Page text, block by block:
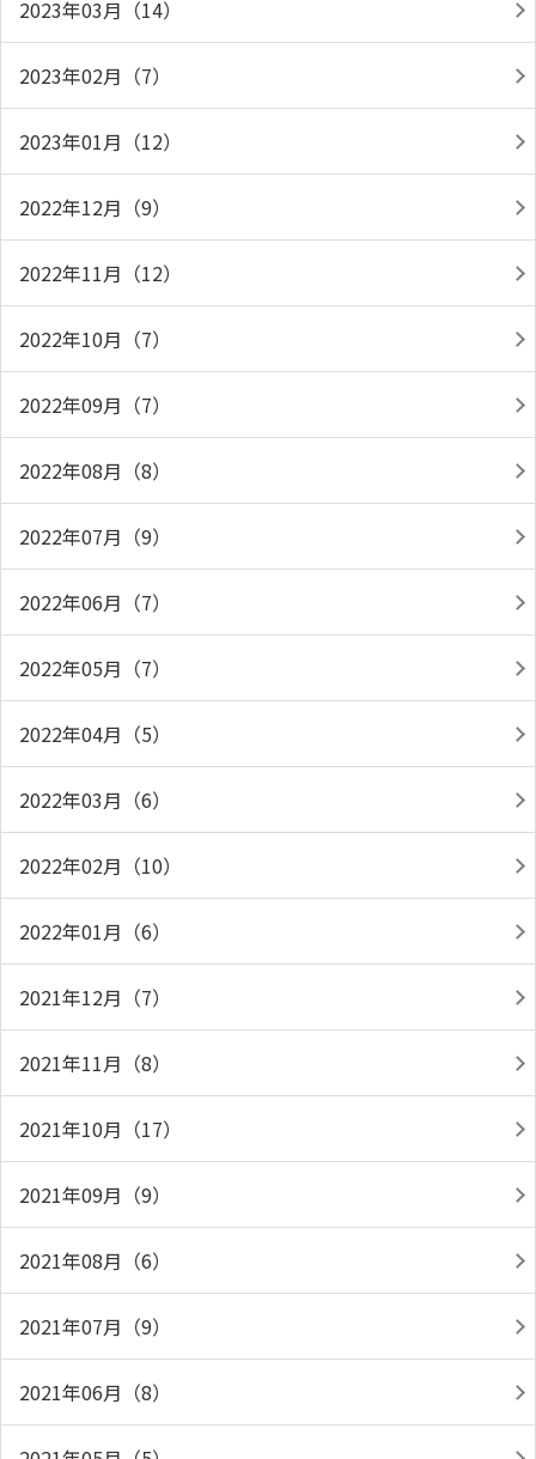
2023年03月（14）
2023年02月（7）
2023年01月（12）
2022年12月（9）
2022年11月（12）
2022年10月（7）
2022年09月（7）
2022年08月（8）
2022年07月（9）
2022年06月（7）
2022年05月（7）
2022年04月（5）
2022年03月（6）
2022年02月（10）
2022年01月（6）
2021年12月（7）
2021年11月（8）
2021年10月（17）
2021年09月（9）
2021年08月（6）
2021年07月（9）
2021年06月（8）